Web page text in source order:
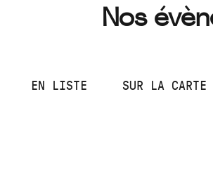
Nos
EN LISTE SUR LA CARTE